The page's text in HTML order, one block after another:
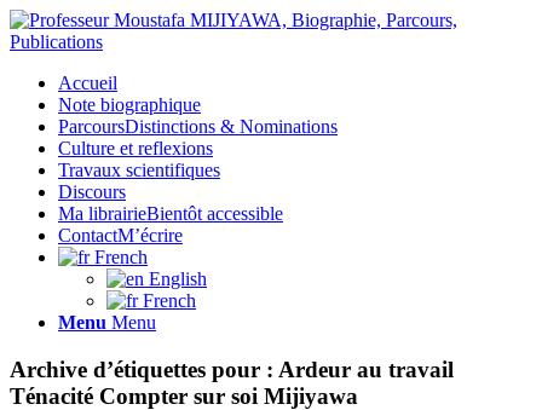
Accueil
Note biographique
ParcoursDistinctions & Nominations
Culture et reflexions
Travaux scientifiques
Discours
Ma librairieBientôt accessible
ContactM’écrire
French
English
French
Menu Menu
Archive d’étiquettes pour : Ardeur au travail
Ténacité Compter sur soi Mijiyawa